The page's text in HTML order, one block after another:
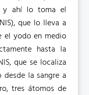
y ahí lo toma el
que lo lleva a
el yodo en medio
hasta la
que se localiza
la sangre a
tres átomos de